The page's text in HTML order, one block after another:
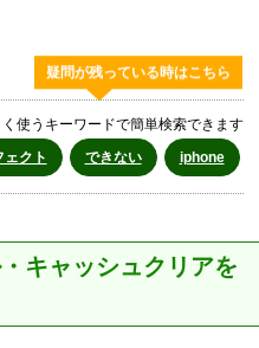
疑問が残っている時はこちら
使うキーワードで簡単検索できます
ェクト できない iphone
キャッシュクリアを